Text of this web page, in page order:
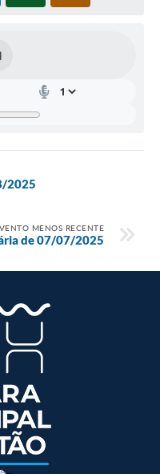
2025
MENOS RECENTE
de 07/07/2025